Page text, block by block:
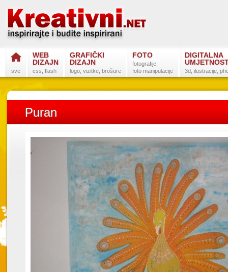
sve
WEB
DIZAJN
css, flash
GRAFIČKI
DIZAJN
logo, vizitke, brošure
FOTO
fotografije,
foto manipulacije
DIGITALNA
3d, ilustracije,
Puran
Postanite